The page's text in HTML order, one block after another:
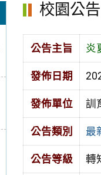
校園公告
公告主旨 炎
發佈日期
發佈單位 訓
公告類別 最
公告等級 轉